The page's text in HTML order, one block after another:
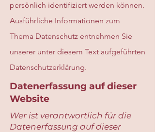
persönlich identifiziert werden können.
Ausführliche Informationen zum
Thema Datenschutz entnehmen Sie
unserer unter diesem Text aufgeführten
Datenschutzerklärung.
Datenerfassung auf dieser
Website
Wer ist verantwortlich für die
Datenerfassung auf dieser